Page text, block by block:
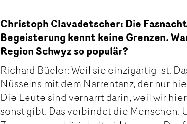
Christoph Clavadetscher: Die
Begeisterung kennt keine Grenzen.
Region Schwyz so populär?
Richard Büeler: Weil sie einzigartig ist.
Nüsselns mit dem Narrentanz, der nur
Die Leute sind vernarrt darin, weil wir
sonst gibt. Das verbindet die Menschen.